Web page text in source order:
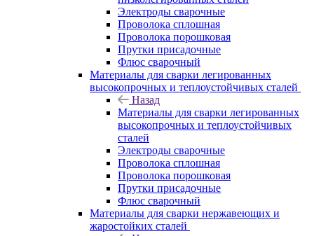
Электроды сварочные
Проволока сплошная
Проволока порошковая
Прутки присадочные
Флюс сварочный
Материалы для сварки легированных
высокопрочных и теплоустойчивых сталей
Назад
Материалы для сварки легированных
высокопрочных и теплоустойчивых
сталей
Электроды сварочные
Проволока сплошная
Проволока порошковая
Прутки присадочные
Флюс сварочный
Материалы для сварки нержавеющих и
жаростойких сталей